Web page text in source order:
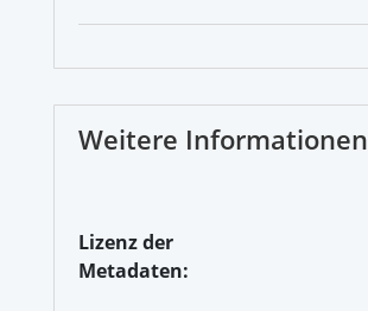
Weitere Informationen
Lizenz der
Metadaten: